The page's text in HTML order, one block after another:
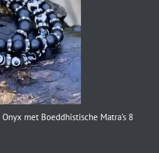
met Boeddhistische Matra’s 8